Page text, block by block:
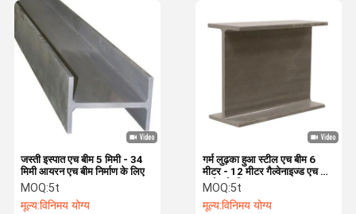
जस्ती इस्पात एच बीम 5 मिमी - 34
मिमी आयरन एच बीम निर्माण के लिए
MOQ:5t
मूल्य:विनिमय योग्य
गर्म लुढ़का हुआ स्टील एच बीम 6
मीटर - 12 मीटर गैल्वेनाइज्ड एच बीम
उद्योग के लिए
MOQ:5t
मूल्य:विनिमय योग्य